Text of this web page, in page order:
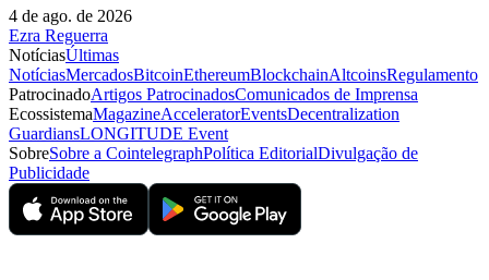
4 de ago. de 2026
Ezra Reguerra
NotíciasÚltimas
NotíciasMercadosBitcoinEthereumBlockchainAltcoinsRegulamento
PatrocinadoArtigos PatrocinadosComunicados de Imprensa
EcossistemaMagazineAcceleratorEventsDecentralization
GuardiansLONGITUDE Event
SobreSobre a CointelegraphPolítica EditorialDivulgação de
Publicidade